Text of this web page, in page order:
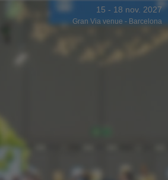
15 - 18 nov. 2027
Gran Via venue - Barcelona